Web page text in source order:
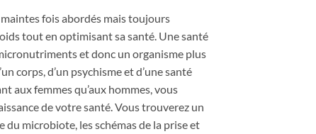
fois abordés mais toujours
tout en optimisant sa santé. Une santé
et donc un organisme plus
corps, d’un psychisme et d’une santé
aux femmes qu’aux hommes, vous
de votre santé. Vous trouverez un
microbiote, les schémas de la prise et